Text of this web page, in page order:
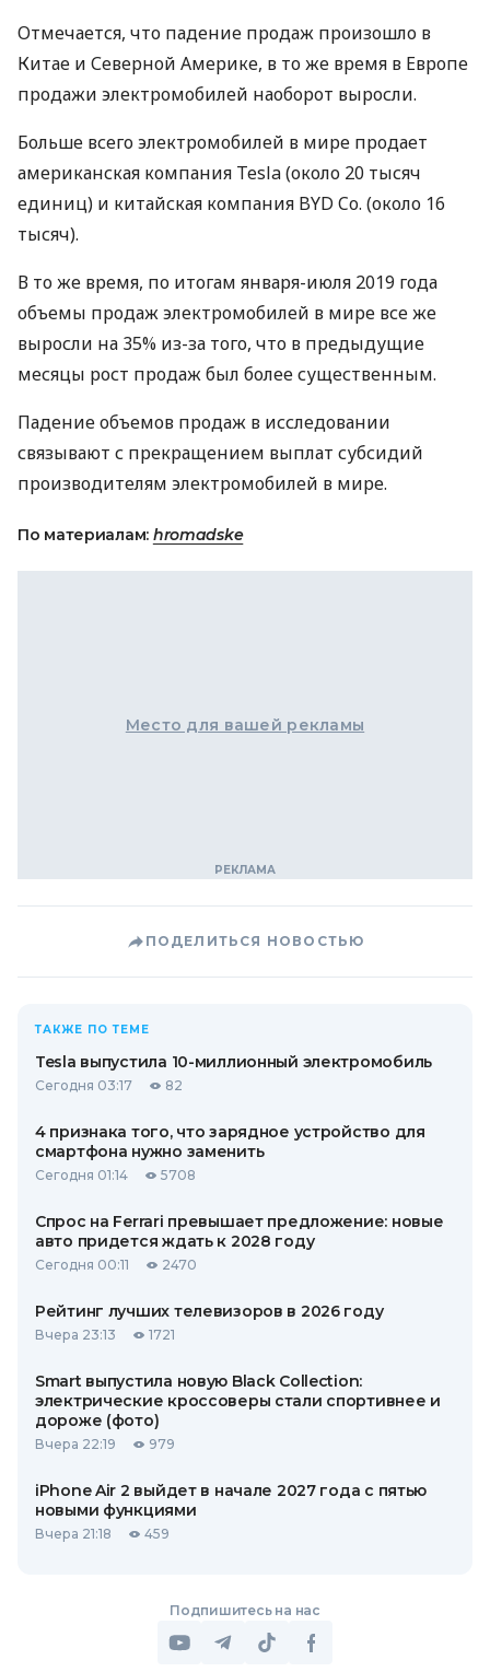
Отмечается, что падение продаж произошло в
Китае и Северной Америке, в то же время в Европе
продажи электромобилей наоборот выросли.
Больше всего электромобилей в мире продает
американская компания Tesla (около 20 тысяч
единиц) и китайская компания BYD Co. (около 16
тысяч).
В то же время, по итогам января-июля 2019 года
объемы продаж электромобилей в мире все же
выросли на 35% из-за того, что в предыдущие
месяцы рост продаж был более существенным.
Падение объемов продаж в исследовании
связывают с прекращением выплат субсидий
производителям электромобилей в мире.
По материалам: hromadske
Место для вашей рекламы
ПОДЕЛИТЬСЯ НОВОСТЬЮ
ТАКЖЕ ПО ТЕМЕ
Tesla выпустила 10-миллионный электромобиль
Сегодня 03:17 82
4 признака того, что зарядное устройство для
смартфона нужно заменить
Сегодня 01:14 5708
Спрос на Ferrari превышает предложение: новые
авто придется ждать к 2028 году
Сегодня 00:11 2470
Рейтинг лучших телевизоров в 2026 году
Вчера 23:13 1721
Smart выпустила новую Black Collection:
электрические кроссоверы стали спортивнее и
дороже (фото)
Вчера 22:19 979
iPhone Air 2 выйдет в начале 2027 года с пятью
новыми функциями
Вчера 21:18 459
Подпишитесь на нас